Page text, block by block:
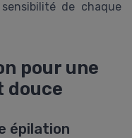
de chaque
pour une
douce
épilation